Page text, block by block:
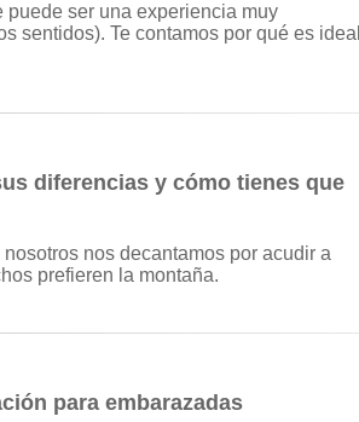
ser una experiencia muy
sentidos). Te contamos por qué es
diferencias y cómo tienes que
nos decantamos por acudir a
prefieren la montaña.
para embarazadas